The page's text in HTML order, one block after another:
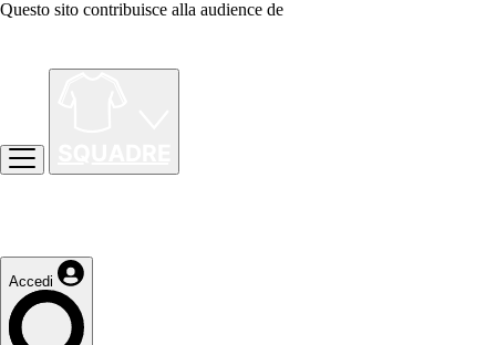
Questo sito contribuisce alla audience de
Accedi